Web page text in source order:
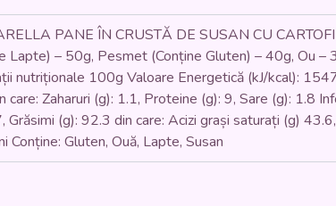
cartofi
wedges)
350
gr.
PANE ÎN CRUSTĂ DE SUSAN CU
Lapte) – 50g, Pesmet (Conține Gluten) – 40g, Ou
nutriționale 100g Valoare Energetică (kJ/kcal):
care: Zaharuri (g): 1.1, Proteine (g): 9, Sare (g): 1.8
Grăsimi (g): 92.3 din care: Acizi grași saturați (g)
Conține: Gluten, Ouă, Lapte, Susan